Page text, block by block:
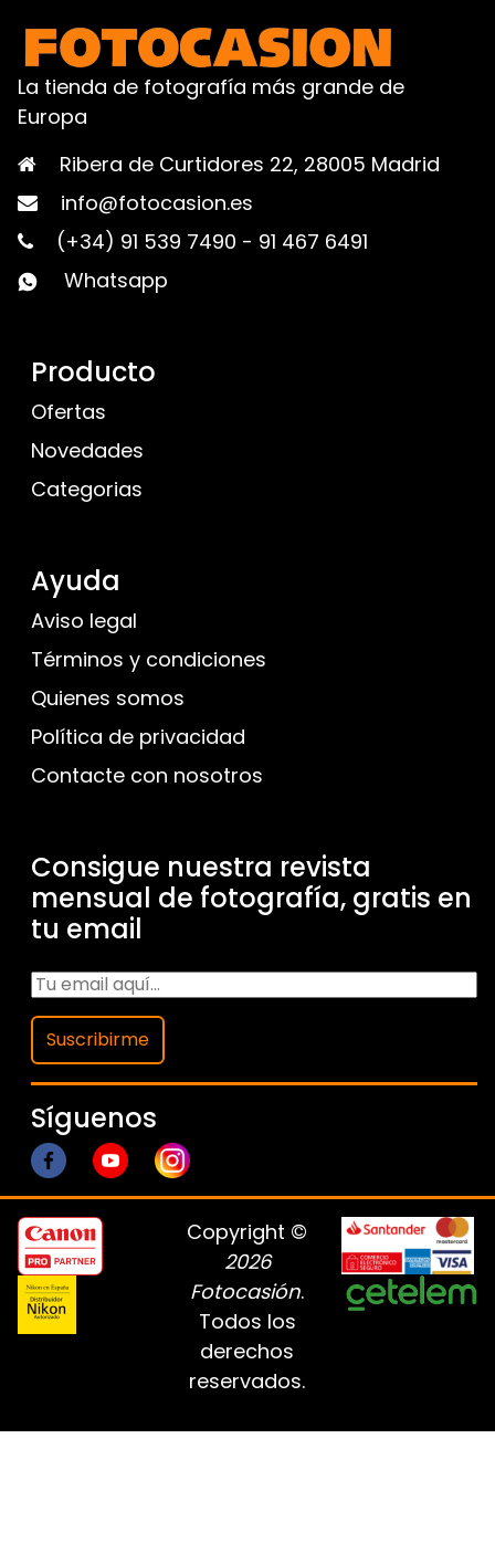
La tienda de fotografía más grande de
Europa
Ribera de Curtidores 22, 28005 Madrid
info@fotocasion.es
(+34) 91 539 7490 - 91 467 6491
Whatsapp
Producto
Ofertas
Novedades
Categorias
Ayuda
Aviso legal
Términos y condiciones
Quienes somos
Política de privacidad
Contacte con nosotros
Consigue nuestra revista
mensual de fotografía, gratis en
tu email
Suscribirme
Síguenos
Copyright ©
2026
Fotocasión.
Todos los
derechos
reservados.